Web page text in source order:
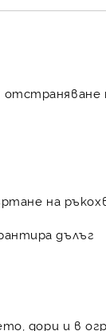
на
дълъг
дори и в